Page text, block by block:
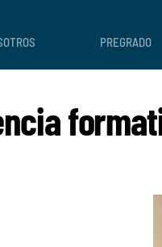
PREGRADO